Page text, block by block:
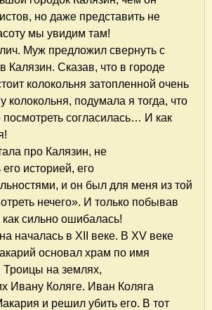
но даже представить не
мы увидим там!
Муж предложил свернуть с
Калязин. Сказав, что в городе
колокольня затопленной очень
колокольня, подумала я тогда, что
посмотреть согласилась… И как
про Калязин, не
историей, его
и он был для меня из той
нечего». И только побывав
сильно ошибалась!
началась в XII веке. В XV веке
основал храм по имя
на землях,
Ивану Коляге. Иван Коляга
и решил убить его. В тот